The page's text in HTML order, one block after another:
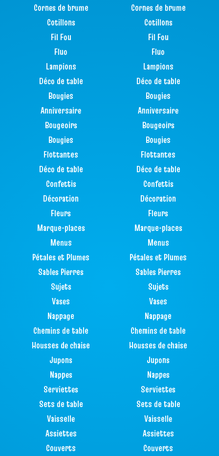
Cornes de brume
Cotillons
Fil Fou
Fluo
Lampions
Déco de table
Bougies
Anniversaire
Bougeoirs
Bougies
Flottantes
Déco de table
Confettis
Décoration
Fleurs
Marque-places
Menus
Pétales et Plumes
Sables Pierres
Sujets
Vases
Nappage
Chemins de table
Housses de chaise
Jupons
Nappes
Serviettes
Sets de table
Vaisselle
Assiettes
Couverts
Cornes de brume
Cotillons
Fil Fou
Fluo
Lampions
Déco de table
Bougies
Anniversaire
Bougeoirs
Bougies
Flottantes
Déco de table
Confettis
Décoration
Fleurs
Marque-places
Menus
Pétales et Plumes
Sables Pierres
Sujets
Vases
Nappage
Chemins de table
Housses de chaise
Jupons
Nappes
Serviettes
Sets de table
Vaisselle
Assiettes
Couverts